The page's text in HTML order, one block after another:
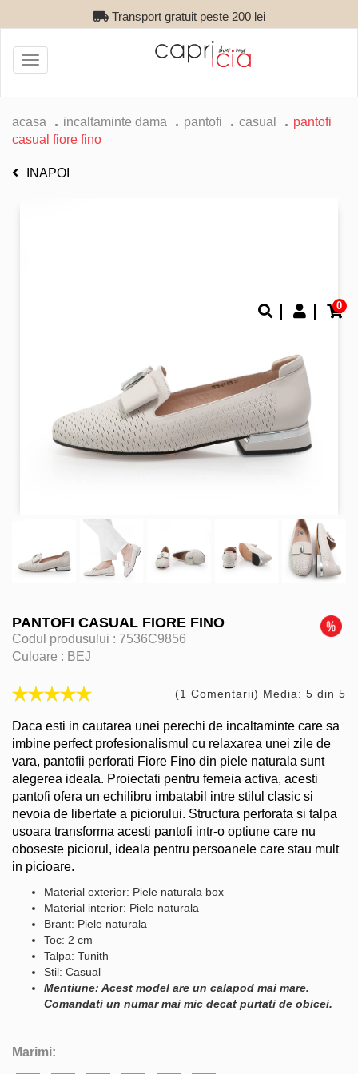
Transport gratuit peste 200 lei
0
Toggle
navigation
acasa incaltaminte dama pantofi casual
pantofi
casual fiore fino
INAPOI
PANTOFI CASUAL FIORE FINO
Codul produsului : 7536C9856
Culoare : BEJ
(1 Comentarii) Media: 5 din 5
Daca esti in cautarea unei perechi de incaltaminte care sa
imbine perfect profesionalismul cu relaxarea unei zile de
vara, pantofii perforati Fiore Fino din piele naturala sunt
alegerea ideala. Proiectati pentru femeia activa, acesti
pantofi ofera un echilibru imbatabil intre stilul clasic si
nevoia de libertate a piciorului. Structura perforata si talpa
usoara transforma acesti pantofi intr-o optiune care nu
oboseste piciorul, ideala pentru persoanele care stau mult
in picioare.
Material exterior: Piele naturala box
Material interior: Piele naturala
Brant: Piele naturala
Toc: 2 cm
Talpa: Tunith
Stil: Casual
Mentiune: Acest model are un calapod mai mare.
Comandati un numar mai mic decat purtati de obicei.
Marimi: